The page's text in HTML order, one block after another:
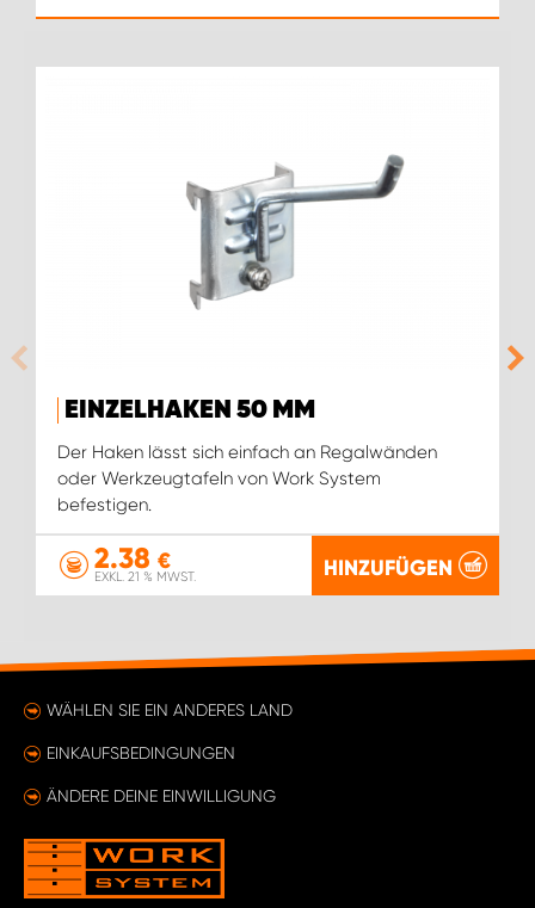
EINZELHAKEN 50 MM
Der Haken lässt sich einfach an Regalwänden
oder Werkzeugtafeln von Work System
befestigen.
2.38 €
EXKL. 21 % MWST. HINZUFÜGEN
WÄHLEN SIE EIN ANDERES LAND
EINKAUFSBEDINGUNGEN
ÄNDERE DEINE EINWILLIGUNG